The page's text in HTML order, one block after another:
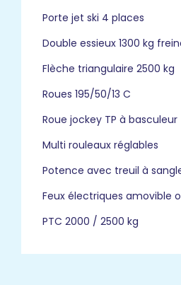
Porte jet ski 4 places
Double essieux 1300 kg
Flèche triangulaire 2500 kg
Roues 195/50/13 C
Roue jockey TP à basculeur
Multi rouleaux réglables
Potence avec treuil à
Feux électriques amovible
PTC 2000 / 2500 kg